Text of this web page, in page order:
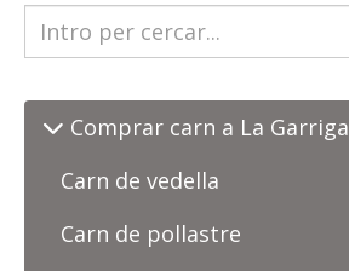
Comprar carn a La Garriga
Carn de vedella
Carn de pollastre